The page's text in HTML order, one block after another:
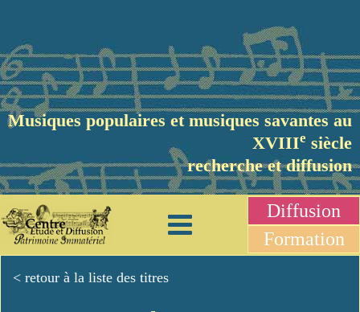
Musiques populaires et musiques savantes au
XVIIIe siècle
recherche et diffusion
Diffusion
Formation
< retour à la liste des titres